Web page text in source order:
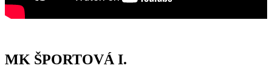
MK ŠPORTOVÁ I.